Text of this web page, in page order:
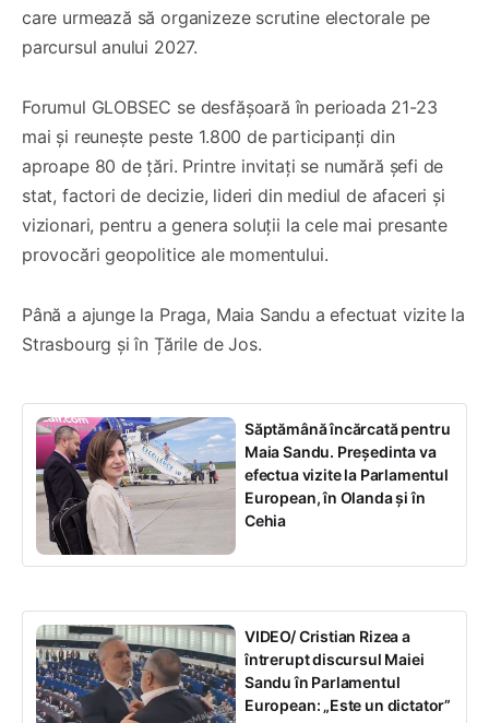
care urmează să organizeze scrutine electorale pe
parcursul anului 2027.
Forumul GLOBSEC se desfășoară în perioada 21-23
mai și reunește peste 1.800 de participanți din
aproape 80 de țări. Printre invitați se numără șefi de
stat, factori de decizie, lideri din mediul de afaceri și
vizionari, pentru a genera soluții la cele mai presante
provocări geopolitice ale momentului.
Până a ajunge la Praga, Maia Sandu a efectuat vizite la
Strasbourg și în Țările de Jos.
Săptămână încărcată pentru
Maia Sandu. Președinta va
efectua vizite la Parlamentul
European, în Olanda și în
Cehia
VIDEO/ Cristian Rizea a
întrerupt discursul Maiei
Sandu în Parlamentul
European: „Este un dictator”